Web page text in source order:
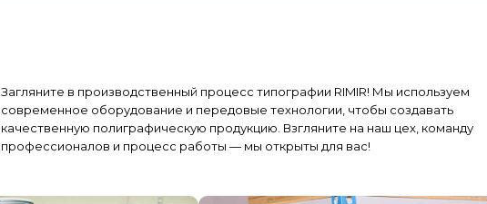
Загляните в производственный процесс типографии RIMIR! Мы используем
современное оборудование и передовые технологии, чтобы создавать
качественную полиграфическую продукцию. Взгляните на наш цех, команду
профессионалов и процесс работы — мы открыты для вас!